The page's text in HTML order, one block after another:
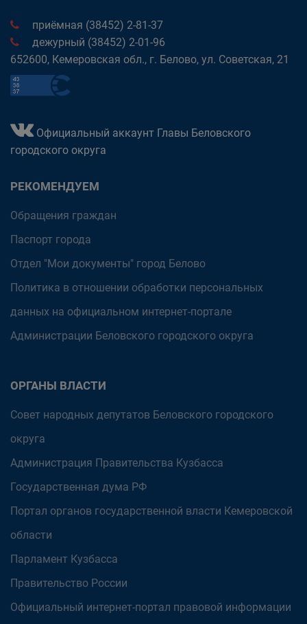
приёмная (38452) 2-81-37
дежурный (38452) 2-01-96
652600, Кемеровская обл., г. Белово, ул. Советская, 21
Официальный аккаунт Главы Беловского
городского округа
РЕКОМЕНДУЕМ
Обращения граждан
Паспорт города
Отдел "Мои документы" город Белово
Политика в отношении обработки персональных
данных на официальном интернет-портале
Администрации Беловского городского округа
ОРГАНЫ ВЛАСТИ
Совет народных депутатов Беловского городского
округа
Администрация Правительства Кузбасса
Государственная дума РФ
Портал органов государственной власти Кемеровской
области
Парламент Кузбасса
Правительство России
Официальный интернет-портал правовой информации